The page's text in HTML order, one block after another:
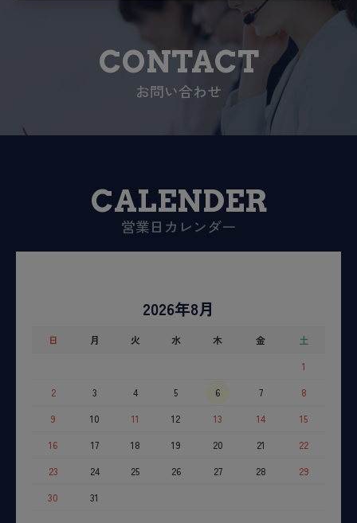
CONTACT
お問い合わせ
CALENDER
営業日カレンダー
2026年8月
日 月 火 水 木 金
土
1
2
3 4 5 6 7
8
9
10 11 12 13 14
15
16
17 18 19 20 21
22
23
24 25 26 27 28
29
30
31